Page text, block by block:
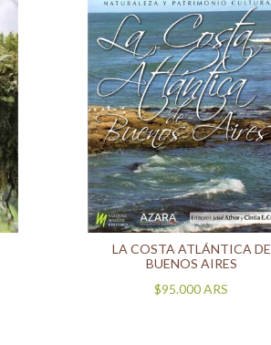
LA COSTA ATLÁNTICA DE
BUENOS AIRES
$95.000ARS